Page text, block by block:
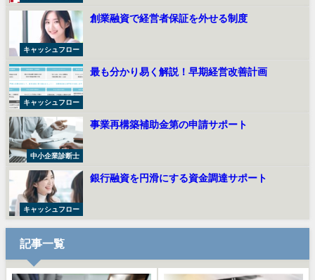
キャッシュフロー
創業融資で経営者保証を外せる制度
キャッシュフロー
最も分かり易く解説！早期経営改善計画
中小企業診断士
事業再構築補助金第の申請サポート
キャッシュフロー
銀行融資を円滑にする資金調達サポート
記事一覧